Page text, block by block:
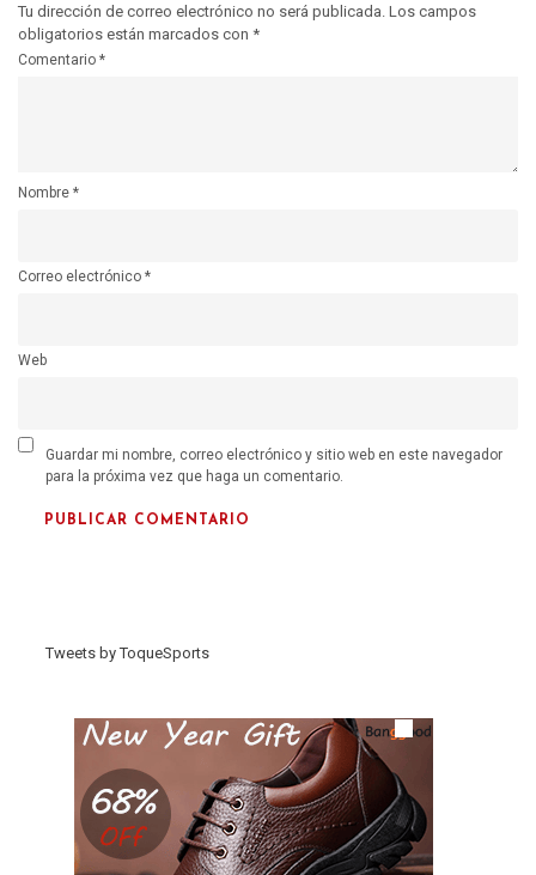
Tu dirección de correo electrónico no será publicada. Los campos
obligatorios están marcados con *
Comentario *
Nombre *
Correo electrónico *
Web
Guardar mi nombre, correo electrónico y sitio web en este navegador
para la próxima vez que haga un comentario.
Tweets by ToqueSports